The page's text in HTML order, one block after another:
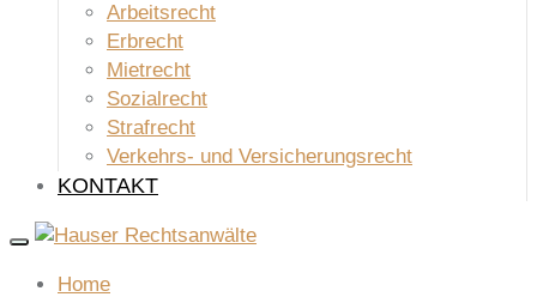
Arbeitsrecht
Erbrecht
Mietrecht
Sozialrecht
Strafrecht
Verkehrs- und Versicherungsrecht
KONTAKT
Toggle
Home